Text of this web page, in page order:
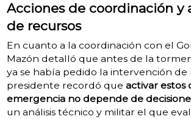
Acciones de coordinación y
de recursos
En cuanto a la coordinación con el
Mazón detalló que antes de la
ya se había pedido la intervención de
presidente recordó que activar estos
emergencia no depende de
un análisis técnico y militar el que